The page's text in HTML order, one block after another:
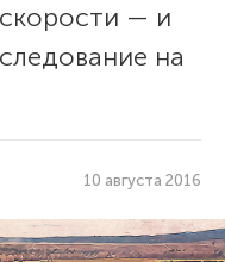
— и
на
10 августа 2016